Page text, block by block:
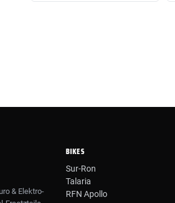
& Elektro-
BIKES
Sur-Ron
Talaria
RFN Apollo